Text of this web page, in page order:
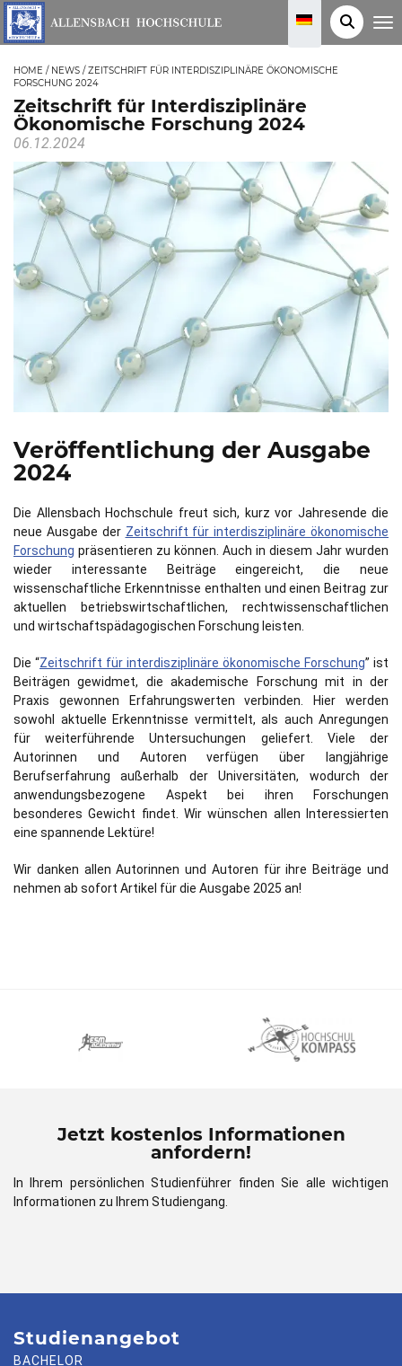
T
g
i
o
n
HOME / NEWS /ZEITSCHRIFT FÜR INTERDISZIPLINÄRE ÖKONOMISCHE
FORSCHUNG 2024
Zeitschrift für Interdisziplinäre
Ökonomische Forschung 2024
06.12.2024
Veröffentlichung der Ausgabe
2024
Die Allensbach Hochschule freut sich, kurz vor Jahresende die
neue Ausgabe der Zeitschrift für interdisziplinäre ökonomische
Forschung präsentieren zu können. Auch in diesem Jahr wurden
wieder interessante Beiträge eingereicht, die neue
wissenschaftliche Erkenntnisse enthalten und einen Beitrag zur
aktuellen betriebswirtschaftlichen, rechtwissenschaftlichen
und wirtschaftspädagogischen Forschung leisten.
Die “Zeitschrift für interdisziplinäre ökonomische Forschung” ist
Beiträgen gewidmet, die akademische Forschung mit in der
Praxis gewonnen Erfahrungswerten verbinden. Hier werden
sowohl aktuelle Erkenntnisse vermittelt, als auch Anregungen
für weiterführende Untersuchungen geliefert. Viele der
Autorinnen und Autoren verfügen über langjährige
Berufserfahrung außerhalb der Universitäten, wodurch der
anwendungsbezogene Aspekt bei ihren Forschungen
besonderes Gewicht findet. Wir wünschen allen Interessierten
eine spannende Lektüre!
Wir danken allen Autorinnen und Autoren für ihre Beiträge und
nehmen ab sofort Artikel für die Ausgabe 2025 an!
Jetzt kostenlos Informationen
anfordern!
In Ihrem persönlichen Studienführer finden Sie alle wichtigen
Informationen zu Ihrem Studiengang.
Studienangebot
BACHELOR